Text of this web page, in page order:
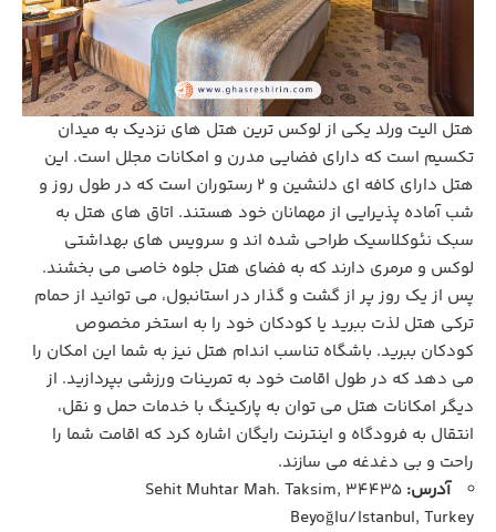
هتل الیت ورلد یکی از لوکس‌ ترین هتل‌ های نزدیک به میدان
تکسیم است که دارای فضایی مدرن و امکانات مجلل است. این
هتل دارای کافه ‌ای دلنشین و 2 رستوران است که در طول روز و
شب آماده پذیرایی از مهمانان خود هستند. اتاق‌ های هتل به
سبک نئوکلاسیک طراحی شده ‌اند و سرویس‌ های بهداشتی
لوکس و مرمری دارند که به فضای هتل جلوه خاصی می ‌بخشند.
پس از یک روز پر از گشت ‌و گذار در استانبول، می ‌توانید از حمام
ترکی هتل لذت ببرید یا کودکان خود را به استخر مخصوص
کودکان ببرید. باشگاه تناسب اندام هتل نیز به شما این امکان را
می‌ دهد که در طول اقامت خود به تمرینات ورزشی بپردازید. از
دیگر امکانات هتل می‌ توان به پارکینگ با خدمات حمل و نقل،
انتقال به فرودگاه و اینترنت رایگان اشاره کرد که اقامت شما را
راحت و بی ‌دغدغه می‌ سازند.
آدرس: Sehit Muhtar Mah. Taksim, 34435
Beyoğlu/Istanbul, Turkey